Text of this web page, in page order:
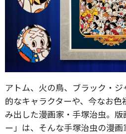
アトム、火の鳥、ブラック・
的なキャラクターや、今なお
み出した漫画家・手塚治虫。
ー」は、そんな手塚治虫の漫